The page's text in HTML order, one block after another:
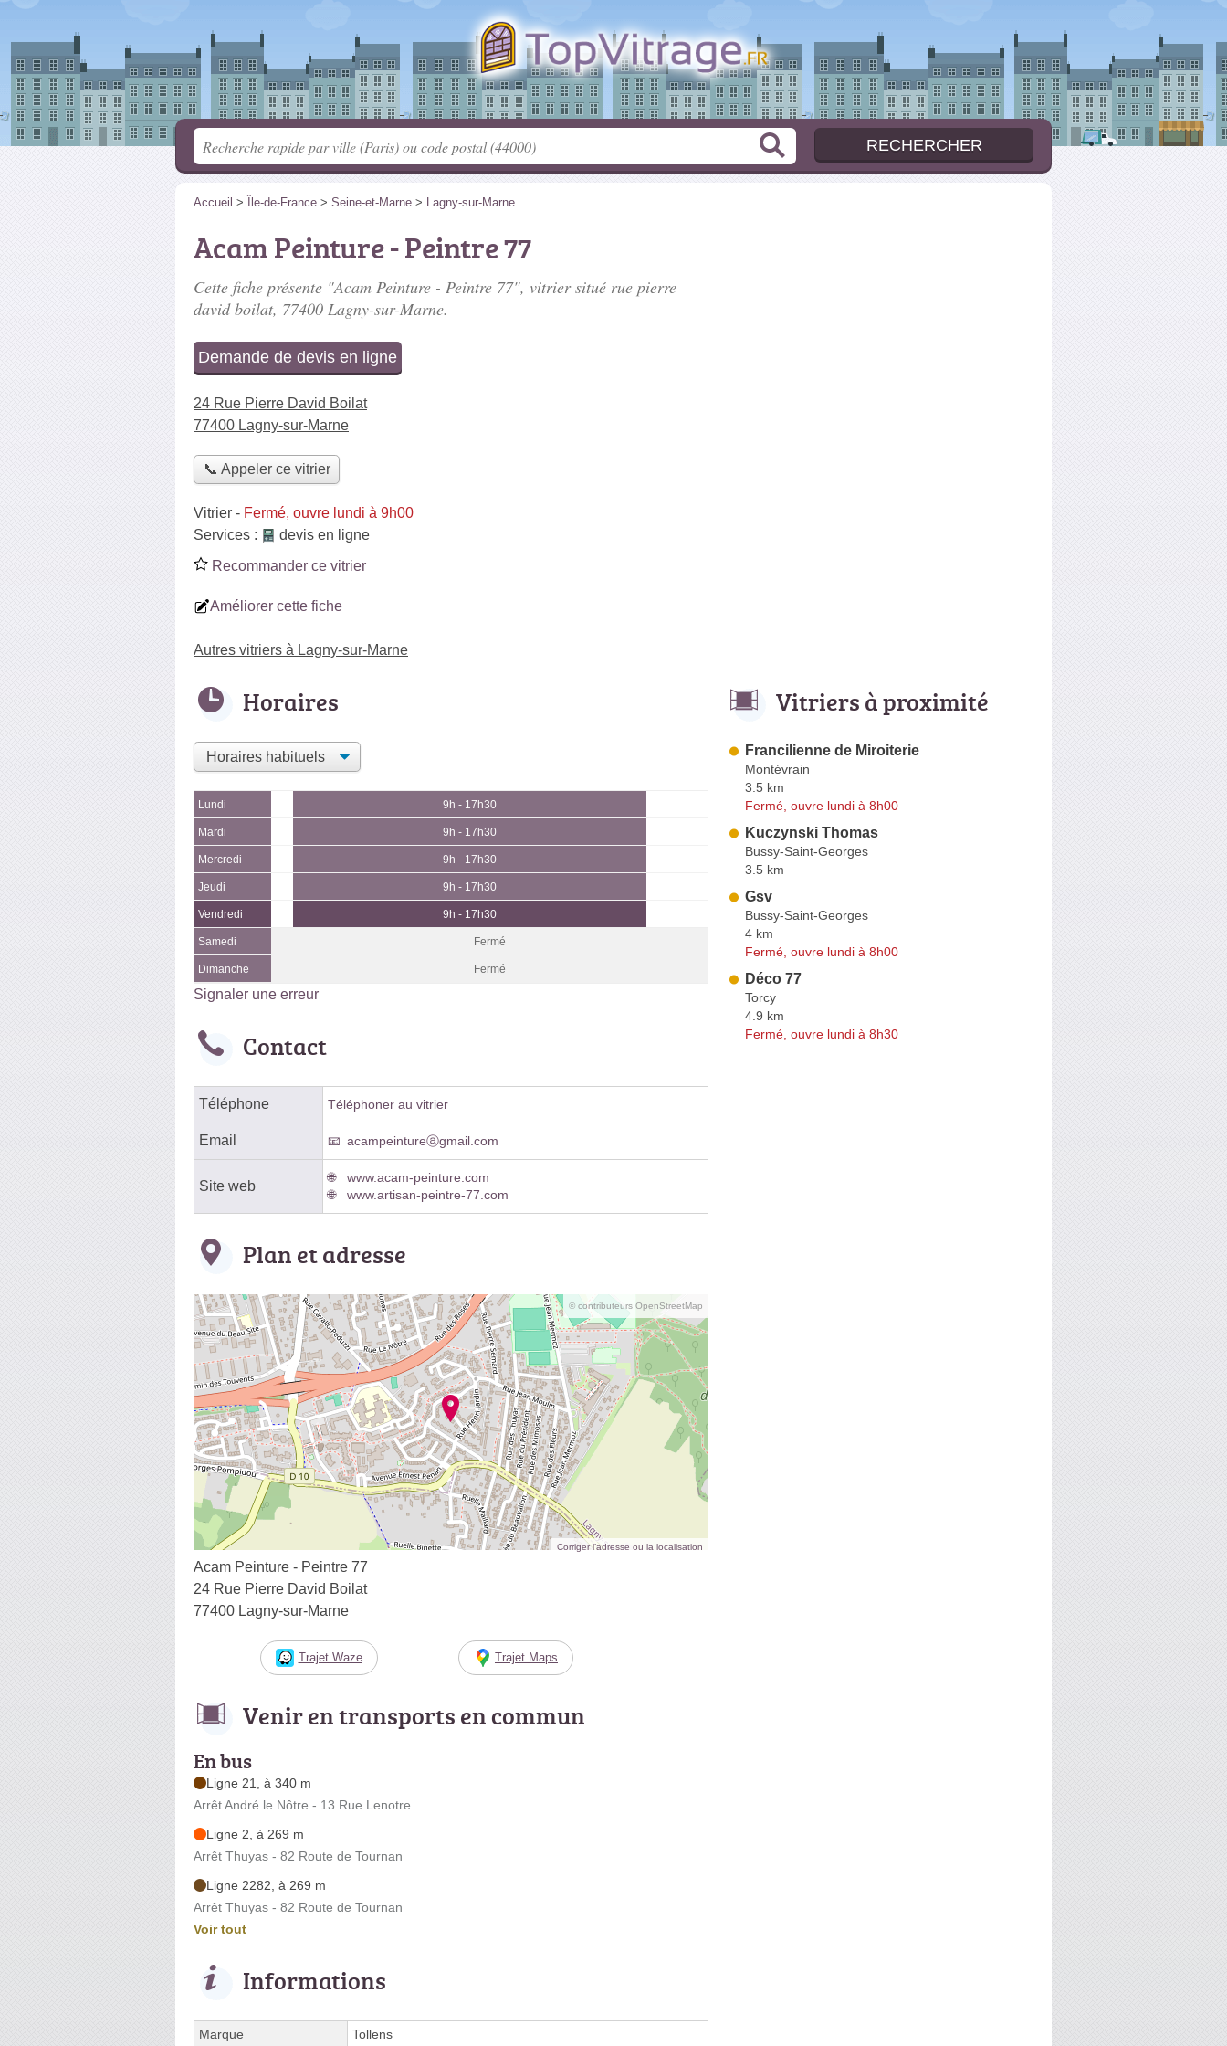
Accueil > Île-de-France > Seine-et-Marne > Lagny-sur-Marne
Acam Peinture - Peintre 77
Cette fiche présente "Acam Peinture - Peintre 77", vitrier situé rue pierre
david boilat, 77400 Lagny-sur-Marne.
Demande de devis en ligne
24 Rue Pierre David Boilat
77400 Lagny-sur-Marne
📞 Appeler ce vitrier
Vitrier - Fermé, ouvre lundi à 9h00
Services :
devis en ligne
Recommander ce vitrier
Améliorer cette fiche
Autres vitriers à Lagny-sur-Marne
Horaires
Lundi 9h - 17h30
Mardi 9h - 17h30
Mercredi 9h - 17h30
Jeudi 9h - 17h30
Vendredi 9h - 17h30
Samedi Fermé
Dimanche Fermé
Signaler une erreur
Contact
Téléphone Téléphoner au vitrier
Email acampeintureⓐgmail.com
Site web
www.acam-peinture.com
www.artisan-peintre-77.com
Plan et adresse
© contributeurs OpenStreetMap
Corriger l’adresse ou la localisation
Acam Peinture - Peintre 77
24 Rue Pierre David Boilat
77400 Lagny-sur-Marne
Trajet Waze Trajet Maps
Venir en transports en commun
En bus
Ligne 21, à 340 m
Arrêt André le Nôtre - 13 Rue Lenotre
Ligne 2, à 269 m
Arrêt Thuyas - 82 Route de Tournan
Ligne 2282, à 269 m
Arrêt Thuyas - 82 Route de Tournan
Voir tout
Informations
Marque Tollens
Vitriers à proximité
Francilienne de Miroiterie
Montévrain
3.5 km
Fermé, ouvre lundi à 8h00
Kuczynski Thomas
Bussy-Saint-Georges
3.5 km
Gsv
Bussy-Saint-Georges
4 km
Fermé, ouvre lundi à 8h00
Déco 77
Torcy
4.9 km
Fermé, ouvre lundi à 8h30